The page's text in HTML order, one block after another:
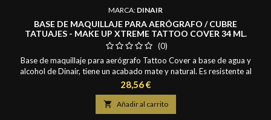
MARCA: DINAIR
BASE DE MAQUILLAJE PARA AERÓGRAFO / CUBRE
TATUAJES - MAKE UP XTREME TATTOO COVER 34 ML.
(0)
Base de maquillaje para aerógrafo Tattoo Cover a base de agua y
alcohol de Dinair, tiene un acabado mate y natural. Es resistente al
agua, su formula es rápida y fácil de aplicar y de limpiar. Puede cubrir
los tatuajes con una sola capa de aplicación de color. No se necesitan
neutralizadores, ni otro tipo de correctores adicionales. Esta base
altamente...
Precio
28,56 €
 Añadir al carrito